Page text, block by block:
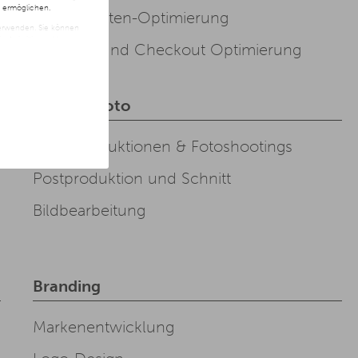
ermöglichen.
Sie können
klicken.
Produktseiten-Optimierung
Payment und Checkout Optimierung
Video & Foto
Videoproduktionen & Fotoshootings
Postproduktion und Schnitt
Bildbearbeitung
Branding
Markenentwicklung